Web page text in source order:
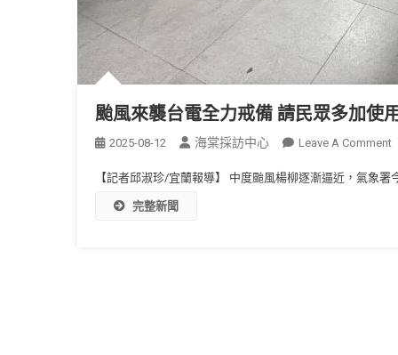
颱風來襲台電全力戒備 請民眾多加使
2025-08-12 海棠採訪中心 Leave A Comment
【記者邱淑珍/宜蘭報導】 中度颱風楊柳逐漸逼近，氣象
完整新聞